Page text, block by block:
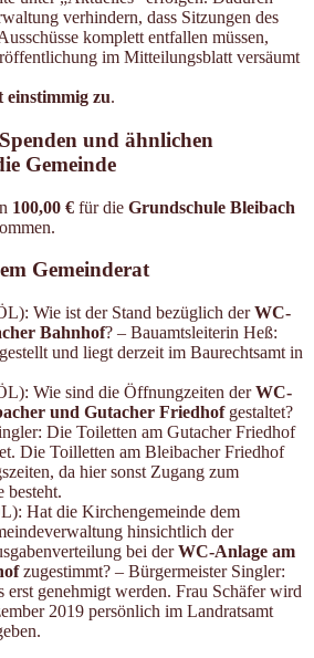
verhindern, dass Sitzungen des
komplett entfallen müssen,
im Mitteilungsblatt versäumt
einstimmig zu.
und ähnlichen
Gemeinde
100,00 € für die Grundschule Bleibach
Gemeinderat
Wie ist der Stand bezüglich derWC-
Bahnhof? – Bauamtsleiterin Heß:
und liegt derzeit im Baurechtsamt in
Wie sind die Öffnungzeiten derWC-
und Gutacher Friedhofgestaltet?
Die Toiletten am Gutacher Friedhof
Die Toilletten am Bleibacher Friedhof
da hier sonst Zugang zum
besteht.
Hat die Kirchengemeinde dem
hinsichtlich der
bei derWC-Anlage am
zugestimmt? – Bürgermeister Singler:
erst genehmigt werden. Frau Schäfer wird
2019 persönlich im Landratsamt